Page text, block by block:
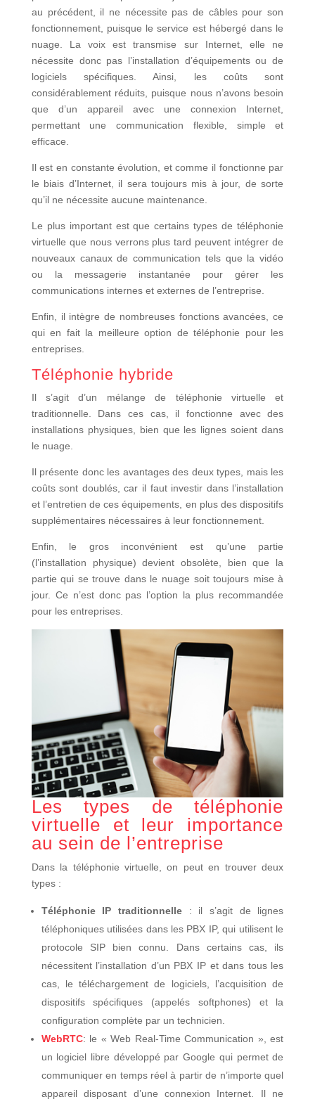
au précédent, il ne nécessite pas de câbles pour son
fonctionnement, puisque le service est hébergé dans le
nuage. La voix est transmise sur Internet, elle ne
nécessite donc pas l’installation d’équipements ou de
logiciels spécifiques. Ainsi, les coûts sont
considérablement réduits, puisque nous n’avons besoin
que d’un appareil avec une connexion Internet,
permettant une communication flexible, simple et
efficace.
Il est en constante évolution, et comme il fonctionne par
le biais d’Internet, il sera toujours mis à jour, de sorte
qu’il ne nécessite aucune maintenance.
Le plus important est que certains types de téléphonie
virtuelle que nous verrons plus tard peuvent intégrer de
nouveaux canaux de communication tels que la vidéo
ou la messagerie instantanée pour gérer les
communications internes et externes de l’entreprise.
Enfin, il intègre de nombreuses fonctions avancées, ce
qui en fait la meilleure option de téléphonie pour les
entreprises.
Téléphonie hybride
Il s’agit d’un mélange de téléphonie virtuelle et
traditionnelle. Dans ces cas, il fonctionne avec des
installations physiques, bien que les lignes soient dans
le nuage.
Il présente donc les avantages des deux types, mais les
coûts sont doublés, car il faut investir dans l’installation
et l’entretien de ces équipements, en plus des dispositifs
supplémentaires nécessaires à leur fonctionnement.
Enfin, le gros inconvénient est qu’une partie
(l’installation physique) devient obsolète, bien que la
partie qui se trouve dans le nuage soit toujours mise à
jour. Ce n’est donc pas l’option la plus recommandée
pour les entreprises.
Les types de téléphonie
virtuelle et leur importance
au sein de l’entreprise
Dans la téléphonie virtuelle, on peut en trouver deux
types :
Téléphonie IP traditionnelle : il s’agit de lignes
téléphoniques utilisées dans les PBX IP, qui utilisent le
protocole SIP bien connu. Dans certains cas, ils
nécessitent l’installation d’un PBX IP et dans tous les
cas, le téléchargement de logiciels, l’acquisition de
dispositifs spécifiques (appelés softphones) et la
configuration complète par un technicien.
WebRTC: le « Web Real-Time Communication », est
un logiciel libre développé par Google qui permet de
communiquer en temps réel à partir de n’importe quel
appareil disposant d’une connexion Internet. Il ne